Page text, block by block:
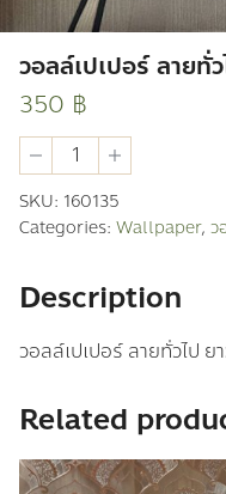
วอลล์เปเปอร์ ลายทั่
350 ฿
วอ
ลล์
เปเปอร์
ลาย
ทั่วไป
SKU: 160135
Categories: Wallpaper, ว
Description
วอลล์เปเปอร์ ลายทั่วไป
Related